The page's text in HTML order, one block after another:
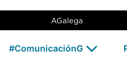
-
AGalega
#ComunicaciónG